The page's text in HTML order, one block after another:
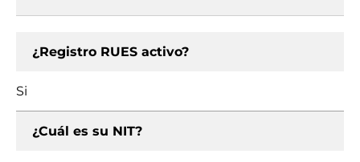
¿Registro RUES activo?
Si
¿Cuál es su NIT?